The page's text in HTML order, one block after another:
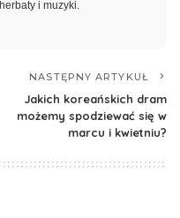
i muzyki.
NASTĘPNY ARTYKUŁ
Jakich koreańskich dram
możemy spodziewać się w
marcu i kwietniu?